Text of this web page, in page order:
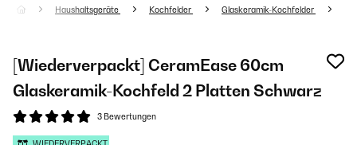
Haushaltsgeräte Kochfelder Glaskeramik-Kochfelder
[Wiederverpackt] CeramEase 60cm
Glaskeramik-Kochfeld​ 2 Platten Schwarz
3 Bewertungen